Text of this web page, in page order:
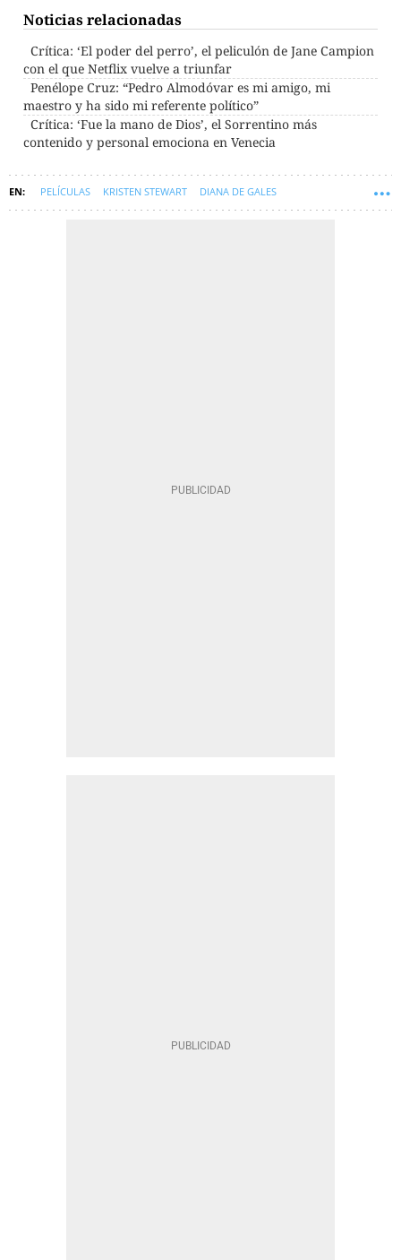
Noticias relacionadas
Crítica: ‘El poder del perro’, el peliculón de Jane Campion
con el que Netflix vuelve a triunfar
Penélope Cruz: “Pedro Almodóvar es mi amigo, mi
maestro y ha sido mi referente político”
Crítica: ‘Fue la mano de Dios’, el Sorrentino más
contenido y personal emociona en Venecia
PELÍCULAS KRISTEN STEWART DIANA DE GALES